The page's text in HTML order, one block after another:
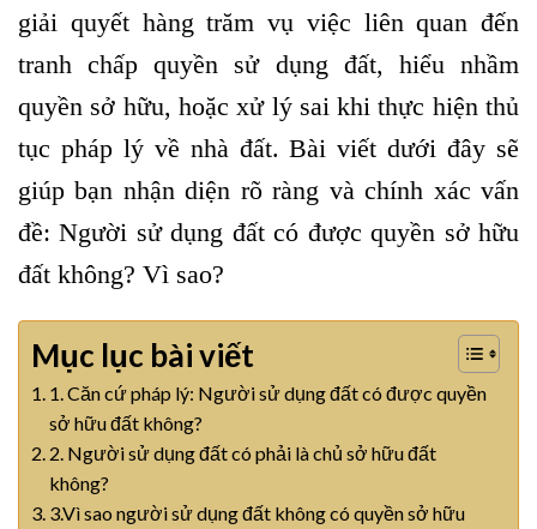
giải quyết hàng trăm vụ việc liên quan đến
tranh chấp quyền sử dụng đất, hiểu nhầm
quyền sở hữu, hoặc xử lý sai khi thực hiện thủ
tục pháp lý về nhà đất. Bài viết dưới đây sẽ
giúp bạn nhận diện rõ ràng và chính xác vấn
đề: Người sử dụng đất có được quyền sở hữu
đất không? Vì sao?
Mục lục bài viết
1. Căn cứ pháp lý: Người sử dụng đất có được quyền
sở hữu đất không?
2. Người sử dụng đất có phải là chủ sở hữu đất
không?
3.Vì sao người sử dụng đất không có quyền sở hữu